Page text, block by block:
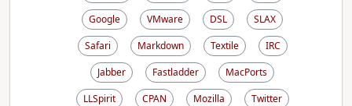
Google
VMware DSL
SLAX
Safari
Markdown Textile
IRC
Jabber
Fastladder
MacPorts
LLSpirit
CPAN Mozilla
Twitter